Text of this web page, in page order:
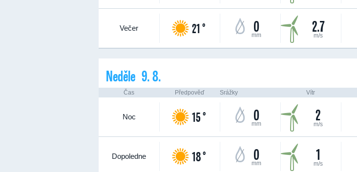
Večer 21 ° 0
mm 2.7
m/s
Neděle 9. 8.
Čas Předpověď Srážky Vítr
Noc 15 ° 0
mm 2
m/s
Dopoledne 18 ° 0
mm 1
m/s